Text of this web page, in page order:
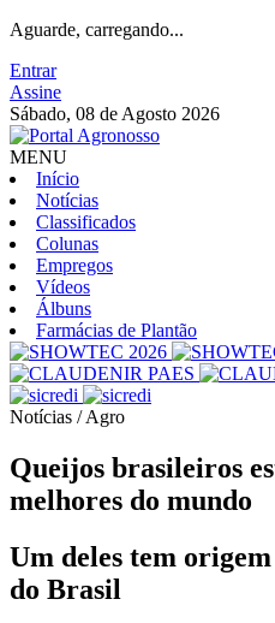
Aguarde, carregando...
Entrar
Assine
Sábado, 08 de Agosto 2026
MENU
Início
Notícias
Classificados
Colunas
Empregos
Vídeos
Álbuns
Farmácias de Plantão
Notícias / Agro
Queijos brasileiros
melhores do mundo
Um deles tem
do Brasil